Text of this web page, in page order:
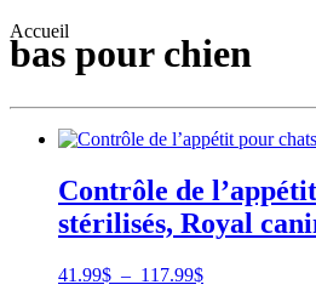
Accueil
bas pour chien
Contrôle de
stérilisés, Royal
41.99$ – 117.99$Plage